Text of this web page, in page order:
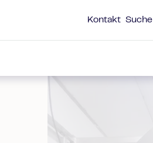
Kontakt Suche